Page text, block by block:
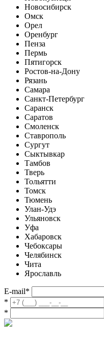
Новосибирск
Омск
Орел
Оренбург
Пенза
Пермь
Пятигорск
Ростов-на-Дону
Рязань
Самара
Санкт-Петербург
Саранск
Саратов
Смоленск
Ставрополь
Сургут
Сыктывкар
Тамбов
Тверь
Тольятти
Томск
Тюмень
Улан-Удэ
Ульяновск
Уфа
Хабаровск
Чебоксары
Челябинск
Чита
Ярославль
E-mail*
*
*